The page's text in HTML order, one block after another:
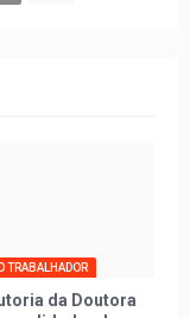
TRABALHADOR
da Doutora